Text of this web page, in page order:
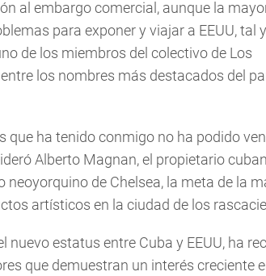
al embargo comercial, aunque la
para exponer y viajar a EEUU, tal
de los miembros del colectivo de Los
los nombres más destacados del
que ha tenido conmigo no ha podido
Alberto Magnan, el propietario
de Chelsea, la meta de la
artísticos en la ciudad de los
nuevo estatus entre Cuba y EEUU, ha
que demuestran un interés creciente